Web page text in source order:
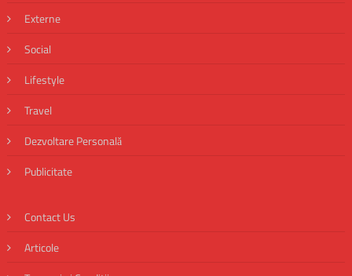
Externe
Social
Lifestyle
Travel
Dezvoltare Personală
Publicitate
Contact Us
Articole